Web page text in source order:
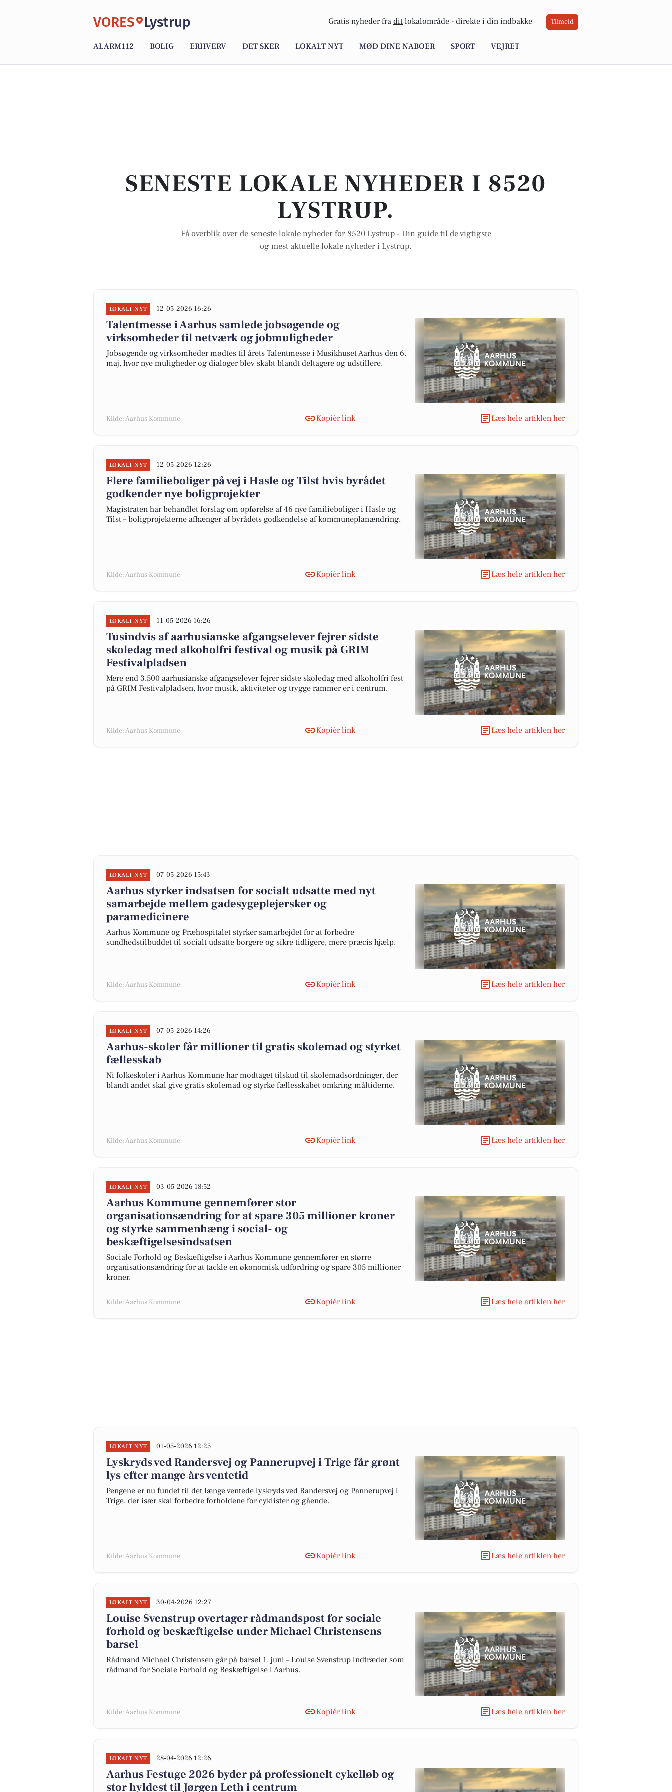
VORES Lystrup Gratis nyheder fra dit lokalområde - direkte i din indbakke Tilmeld
ALARM112 BOLIG ERHVERV DET SKER LOKALT NYT MØD DINE NABOER SPORT VEJRET
SENESTE LOKALE NYHEDER I 8520
LYSTRUP.
Få overblik over de seneste lokale nyheder for 8520 Lystrup - Din guide til de vigtigste
og mest aktuelle lokale nyheder i Lystrup.
LOKALT NYT 12-05-2026 16:26
Talentmesse i Aarhus samlede jobsøgende og
virksomheder til netværk og jobmuligheder
Jobsøgende og virksomheder mødtes til årets Talentmesse i Musikhuset Aarhus den 6.
maj, hvor nye muligheder og dialoger blev skabt blandt deltagere og udstillere.
Kilde: Aarhus Kommune Kopiér link Læs hele artiklen her
LOKALT NYT 12-05-2026 12:26
Flere familieboliger på vej i Hasle og Tilst hvis byrådet
godkender nye boligprojekter
Magistraten har behandlet forslag om opførelse af 46 nye familieboliger i Hasle og
Tilst – boligprojekterne afhænger af byrådets godkendelse af kommuneplanændring.
Kilde: Aarhus Kommune Kopiér link Læs hele artiklen her
LOKALT NYT 11-05-2026 16:26
Tusindvis af aarhusianske afgangselever fejrer sidste
skoledag med alkoholfri festival og musik på GRIM
Festivalpladsen
Mere end 3.500 aarhusianske afgangselever fejrer sidste skoledag med alkoholfri fest
på GRIM Festivalpladsen, hvor musik, aktiviteter og trygge rammer er i centrum.
Kilde: Aarhus Kommune Kopiér link Læs hele artiklen her
LOKALT NYT 07-05-2026 15:43
Aarhus styrker indsatsen for socialt udsatte med nyt
samarbejde mellem gadesygeplejersker og
paramedicinere
Aarhus Kommune og Præhospitalet styrker samarbejdet for at forbedre
sundhedstilbuddet til socialt udsatte borgere og sikre tidligere, mere præcis hjælp.
Kilde: Aarhus Kommune Kopiér link Læs hele artiklen her
LOKALT NYT 07-05-2026 14:26
Aarhus-skoler får millioner til gratis skolemad og styrket
fællesskab
Ni folkeskoler i Aarhus Kommune har modtaget tilskud til skolemadsordninger, der
blandt andet skal give gratis skolemad og styrke fællesskabet omkring måltiderne.
Kilde: Aarhus Kommune Kopiér link Læs hele artiklen her
LOKALT NYT 03-05-2026 18:52
Aarhus Kommune gennemfører stor
organisationsændring for at spare 305 millioner kroner
og styrke sammenhæng i social- og
beskæftigelsesindsatsen
Sociale Forhold og Beskæftigelse i Aarhus Kommune gennemfører en større
organisationsændring for at tackle en økonomisk udfordring og spare 305 millioner
kroner.
Kilde: Aarhus Kommune Kopiér link Læs hele artiklen her
LOKALT NYT 01-05-2026 12:25
Lyskryds ved Randersvej og Pannerupvej i Trige får grønt
lys efter mange års ventetid
Pengene er nu fundet til det længe ventede lyskryds ved Randersvej og Pannerupvej i
Trige, der især skal forbedre forholdene for cyklister og gående.
Kilde: Aarhus Kommune Kopiér link Læs hele artiklen her
LOKALT NYT 30-04-2026 12:27
Louise Svenstrup overtager rådmandspost for sociale
forhold og beskæftigelse under Michael Christensens
barsel
Rådmand Michael Christensen går på barsel 1. juni – Louise Svenstrup indtræder som
rådmand for Sociale Forhold og Beskæftigelse i Aarhus.
Kilde: Aarhus Kommune Kopiér link Læs hele artiklen her
LOKALT NYT 28-04-2026 12:26
Aarhus Festuge 2026 byder på professionelt cykelløb og
stor hyldest til Jørgen Leth i centrum